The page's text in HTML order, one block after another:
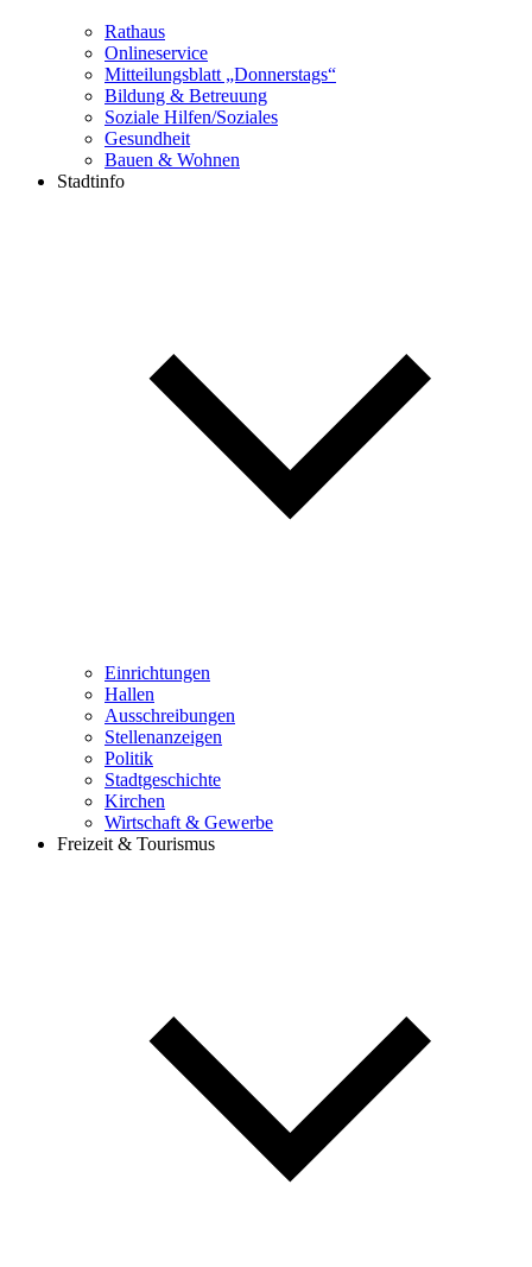
Rathaus
Onlineservice
Mitteilungsblatt „Donnerstags“
Bildung & Betreuung
Soziale Hilfen/Soziales
Gesundheit
Bauen & Wohnen
Stadtinfo
Einrichtungen
Hallen
Ausschreibungen
Stellenanzeigen
Politik
Stadtgeschichte
Kirchen
Wirtschaft & Gewerbe
Freizeit & Tourismus